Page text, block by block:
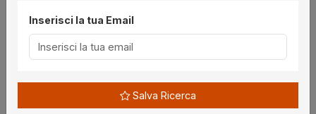
Utilità
Chi siamo
Disclaimer
Inserisci la tua Email
Salva Ricerca